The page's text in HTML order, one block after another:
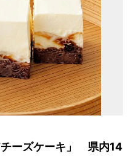
チーズケーキ」 県内14